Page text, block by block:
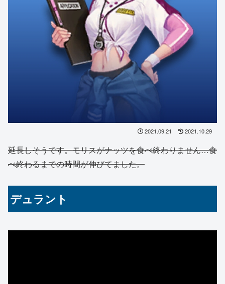
2021.09.21 2021.10.29
延長しそうです。モリスがナッツを食べ終わりません…食
べ終わるまでの時間が伸びてました。
デュラント